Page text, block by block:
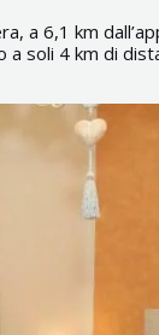
a 6,1 km
soli 4 km di